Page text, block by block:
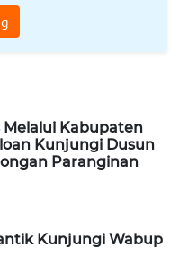
Melalui Kabupaten
Kunjungi Dusun
Paranginan
Kunjungi Wabup